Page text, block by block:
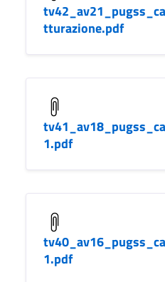
tturazione.pdf
1.pdf
1.pdf